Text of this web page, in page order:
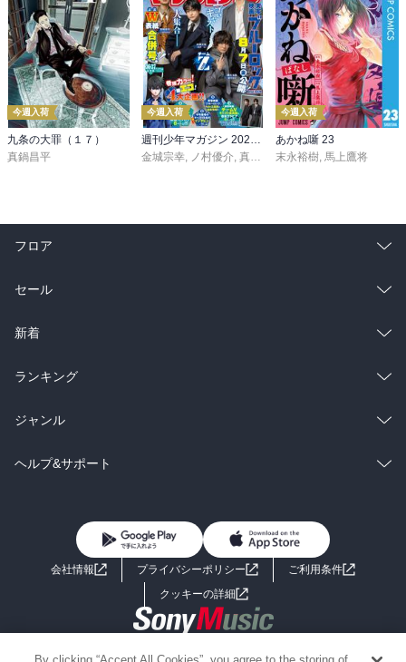
今週入荷
九条の大罪（１７）
真鍋昌平
今週入荷
金城宗幸
ノ村優介 真島ヒロ ,宮島礼吏, 新川直司
今週入荷
あかね噺 23
末永裕樹 馬上鷹将
フロア
総合
ラノベ
雑誌・グラビア
BL・TL
セール
総合
ラノベ
雑誌・グラビア
BL・TL
新着
総合
ラノベ
雑誌・グラビア
ランキング
総合
ラノベ
ジャンル
コミック
ライトノベル 男子向けラノベ
小説
海外小説
ヘルプ&サポート
よくあるご質問 お問い合わせ
会社情報 プライバシーポリシー
ご利用条件
クッキーの詳細
Copyright 2017 - 2026 Sony Music Entertainment(Japan) Inc.